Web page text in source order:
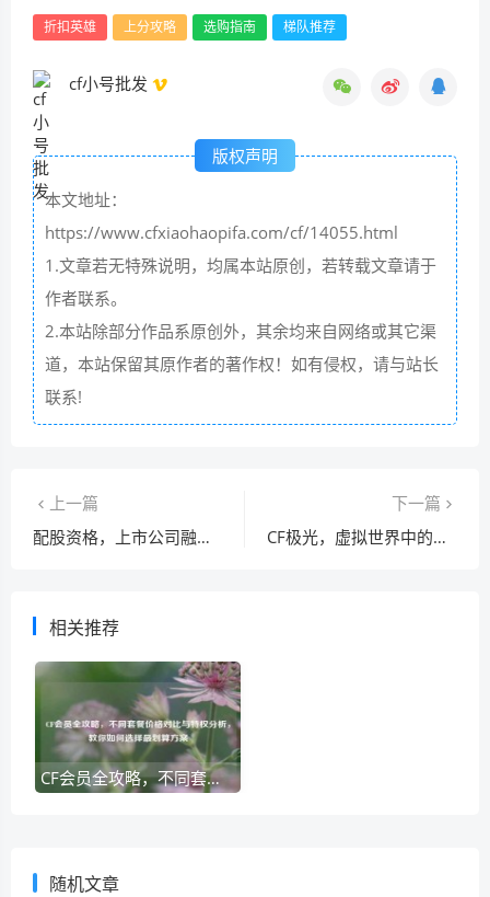
折扣英雄 上分攻略 选购指南 梯队推荐
cf小号批发
版权声明
本文地址：
https://www.cfxiaohaopifa.com/cf/14055.html
1.文章若无特殊说明，均属本站原创，若转载文章请于
作者联系。
2.本站除部分作品系原创外，其余均来自网络或其它渠
道，本站保留其原作者的著作权！如有侵权，请与站长
联系!
上一篇
配股资格，上市公司融资的生命线如何维系？
下一篇
CF极光，虚拟世界中的赛博美学与玩家文化符号
相关推荐
CF会员全攻略，不同套餐价格对比与特权分析，教你如何选择最划算方案
随机文章